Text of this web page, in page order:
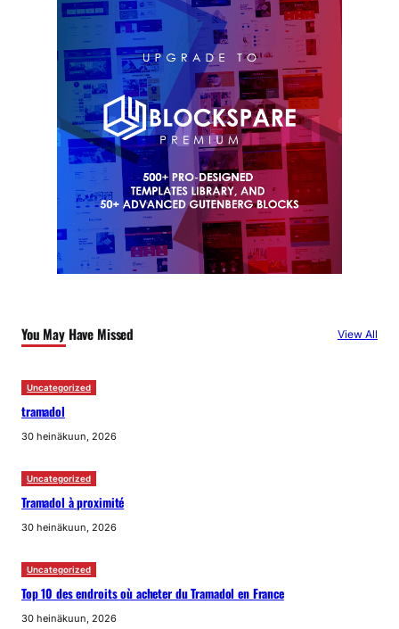
You May Have Missed View All
Uncategorized
tramadol
30 heinäkuun, 2026
Uncategorized
Tramadol à proximité
30 heinäkuun, 2026
Uncategorized
Top 10 des endroits où acheter du Tramadol en France
30 heinäkuun, 2026